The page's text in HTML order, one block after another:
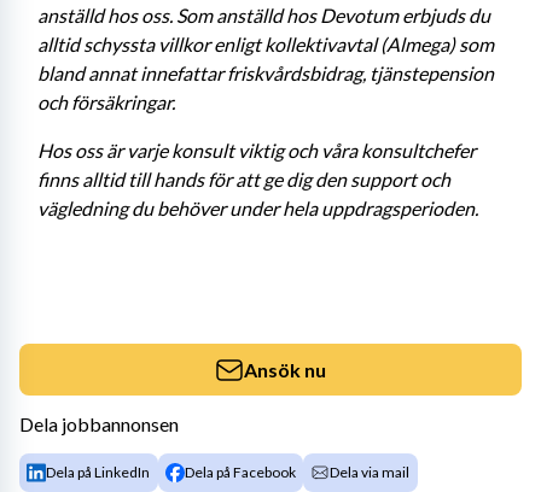
anställd hos oss. Som anställd hos Devotum erbjuds du
alltid schyssta villkor enligt kollektivavtal (Almega) som
bland annat innefattar friskvårdsbidrag, tjänstepension
och försäkringar.
Hos oss är varje konsult viktig och våra konsultchefer
finns alltid till hands för att ge dig den support och
vägledning du behöver under hela uppdragsperioden.
Ansök nu
Dela jobbannonsen
Dela på LinkedIn Dela på Facebook Dela via mail